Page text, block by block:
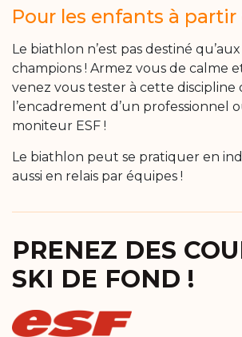
Pour les enfants à partir
Le biathlon n’est pas destiné qu’aux
champions ! Armez vous de calme
venez vous tester à cette discipline
l’encadrement d’un professionnel
moniteur ESF !
Le biathlon peut se pratiquer en
aussi en relais par équipes !
PRENEZ DES
SKI DE FOND !